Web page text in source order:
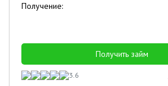
Получение:
Получить займ
3.6